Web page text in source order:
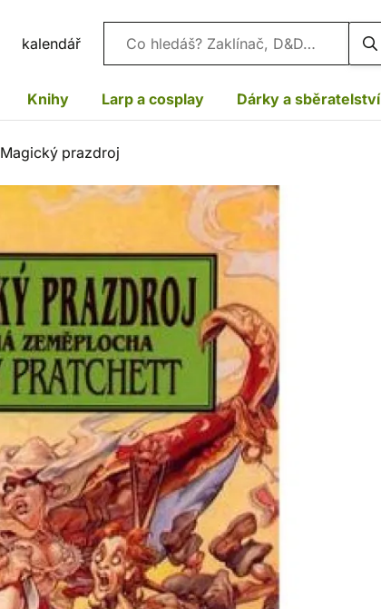
kalendář Vyhledávání
Knihy Larp a cosplay Dárky a sběratelství
Magický prazdroj